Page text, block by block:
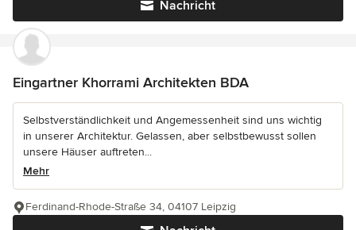
Nachricht
Eingartner Khorrami Architekten BDA
Selbstverständlichkeit und Angemessenheit sind uns wichtig
in unserer Architektur. Gelassen, aber selbstbewusst sollen
unsere Häuser auftreten...
Mehr
Ferdinand-Rhode-Straße 34, 04107 Leipzig